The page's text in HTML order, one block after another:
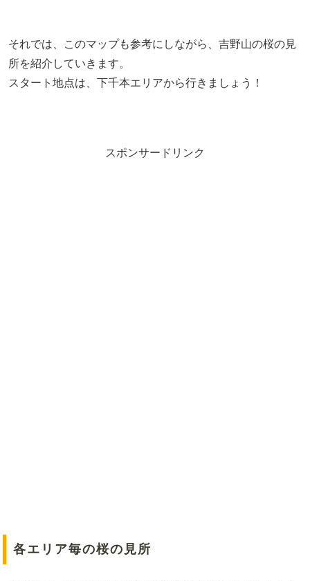
それでは、このマップも参考にしながら、吉野山の桜の見
所を紹介していきます。
スタート地点は、下千本エリアから行きましょう！
スポンサードリンク
各エリア毎の桜の見所